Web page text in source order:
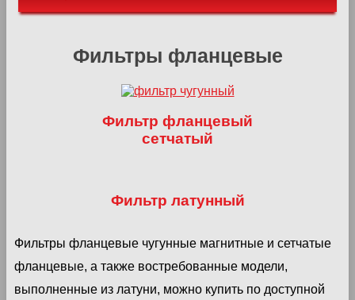
Фильтры фланцевые
Фильтр фланцевый
сетчатый
Фильтр латунный
Фильтры фланцевые чугунные магнитные и сетчатые
фланцевые, а также востребованные модели,
выполненные из латуни, можно купить по доступной